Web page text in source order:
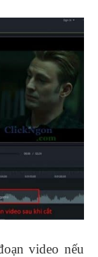
video nếu